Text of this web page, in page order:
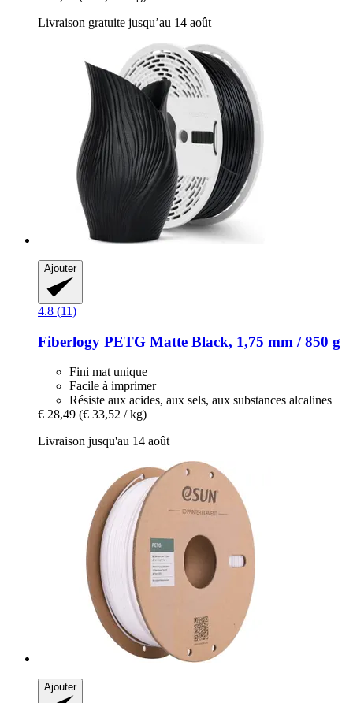
Livraison gratuite jusqu’au 14 août
Ajouter
4.8 (11)
Fiberlogy PETG Matte Black, 1,75 mm / 850 g
Fini mat unique
Facile à imprimer
Résiste aux acides, aux sels, aux substances alcalines
€ 28,49 (€ 33,52 / kg)
Livraison jusqu'au 14 août
Ajouter